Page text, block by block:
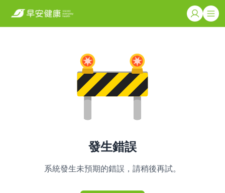
發生錯誤
系統發生未預期的錯誤，請稍後再試。